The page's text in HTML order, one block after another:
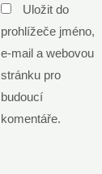
Uložit do
prohlížeče jméno,
e-mail a webovou
stránku pro
budoucí
komentáře.